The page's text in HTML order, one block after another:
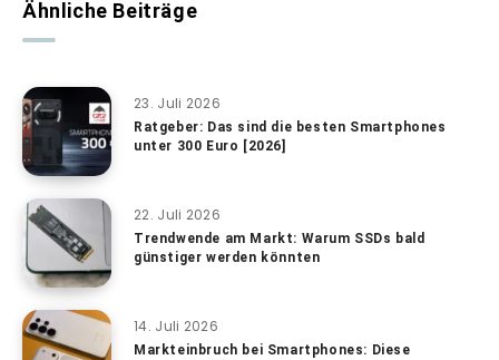
Ähnliche Beiträge
23. Juli 2026
Ratgeber: Das sind die besten Smartphones
unter 300 Euro [2026]
22. Juli 2026
Trendwende am Markt: Warum SSDs bald
günstiger werden könnten
14. Juli 2026
Markteinbruch bei Smartphones: Diese